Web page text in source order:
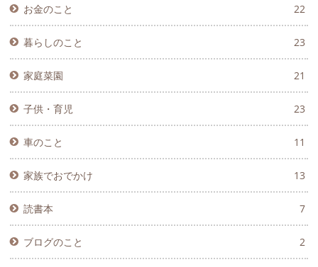
お金のこと 22
暮らしのこと 23
家庭菜園 21
子供・育児 23
車のこと 11
家族でおでかけ 13
読書本 7
ブログのこと 2